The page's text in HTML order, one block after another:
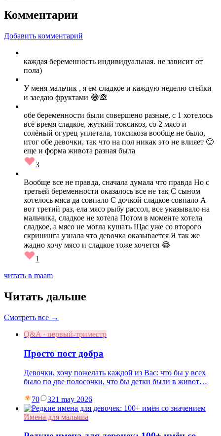
Комментарии
Добавить комментарий
каждая беременность индивидуальная. не зависит от
пола)
У меня мальчик , я ем сладкое и каждую неделю стейки
и заедаю фруктами 😂🙈
обе беременности были совершено разные, с 1 хотелось
всё время сладкое, жуткий токсикоз, со 2 мясо и
солёный огурец уплетала, токсикоза вообще не было,
итог обе девочки, так что на пол никак это не влияет 🙂
еще и форма живота разная была
3
Вообще все не правда, сначала думала что правда Но с
третьей беременности оказалось все не так С сыном
хотелось мяса да совпало С дочкой сладкое совпало А
вот третий раз, ела мясо рыбу рассол, все указывало на
мальчика, сладкое не хотела Потом в моменте хотела
сладкое, а мясо не могла кушать Щас уже со второго
скрининга узнала что девочка оказывается Я так же
жадно хочу мясо и сладкое тоже хочется 😂
1
читать в maam
Читать дальше
Смотреть все →
Q&A · первый-триместр
Просто пост добра
Девочки, хочу пожелать каждой из Вас: что бы у всех
было по две полосочки, что бы детки были в живот…
70 321 may 2026
Имена для малыша